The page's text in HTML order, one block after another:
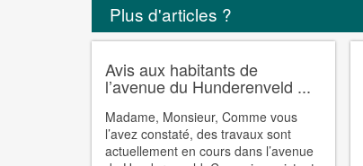
Plus d'articles ?
Avis aux habitants de
l’avenue du Hunderenveld ...
Madame, Monsieur, Comme vous
l’avez constaté, des travaux sont
actuellement en cours dans l’avenue